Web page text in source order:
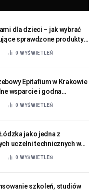
dla dzieci – jak wybrać
sprawdzone produkty
0 WYŚWIETLEŃ
Epitafium w Krakowie
wsparcie i godna
pożegnania
0 WYŚWIETLEŃ
jako jedna z
uczelni technicznych w
0 WYŚWIETLEŃ
szkoleń, studiów